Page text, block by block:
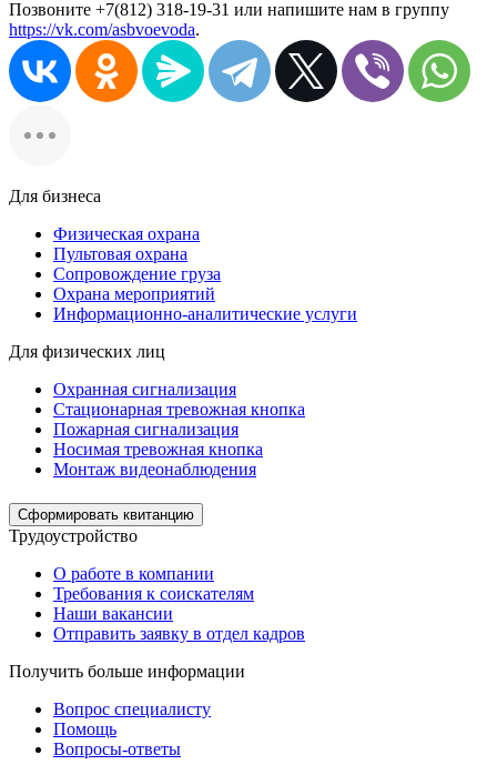
Позвоните +7(812) 318-19-31 или напишите нам в группу
https://vk.com/asbvoevoda.
Для бизнеса
Физическая охрана
Пультовая охрана
Сопровождение груза
Охрана мероприятий
Информационно-аналитические услуги
Для физических лиц
Охранная сигнализация
Стационарная тревожная кнопка
Пожарная сигнализация
Носимая тревожная кнопка
Монтаж видеонаблюдения
Сформировать квитанцию
Трудоустройство
О работе в компании
Требования к соискателям
Наши вакансии
Отправить заявку в отдел кадров
Получить больше информации
Вопрос специалисту
Помощь
Вопросы-ответы